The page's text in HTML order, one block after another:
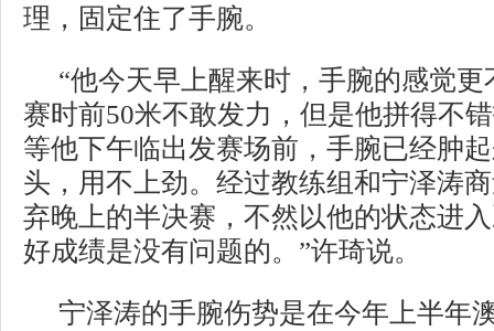
理，固定住了手腕。
“他今天早上醒来时，手腕的感觉
赛时前50米不敢发力，但是他拼得不
等他下午临出发赛场前，手腕已经肿
头，用不上劲。经过教练组和宁泽涛
弃晚上的半决赛，不然以他的状态进
好成绩是没有问题的。”许琦说。
宁泽涛的手腕伤势是在今年上半年